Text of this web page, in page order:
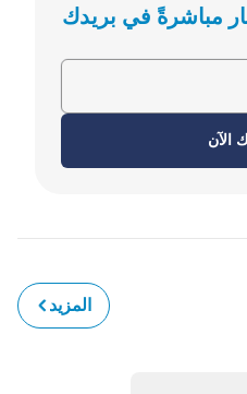
مباشرةً في بريدك
الآن
المزيد